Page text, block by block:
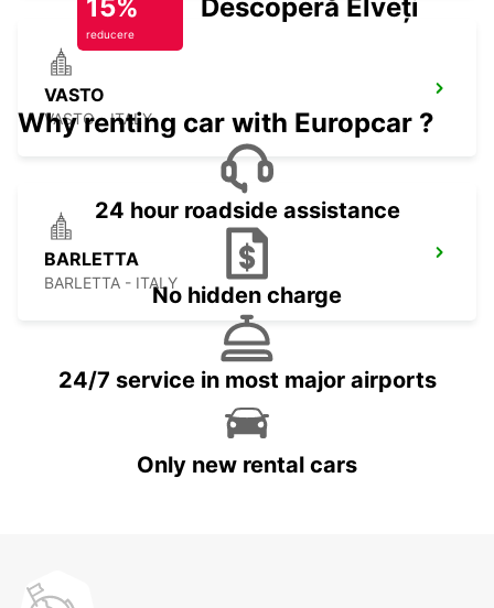
VASTO
VASTO - ITALY
BARLETTA
BARLETTA - ITALY
15%
reducere
Descoperă Elveția
Why renting car with Europcar ?
24 hour roadside assistance
No hidden charge
24/7 service in most major airports
Only new rental cars